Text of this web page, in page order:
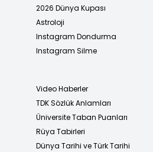
2026 Dünya Kupası
Astroloji
Instagram Dondurma
Instagram Silme
Video Haberler
TDK Sözlük Anlamları
Üniversite Taban Puanları
Rüya Tabirleri
Dünya Tarihi ve Türk Tarihi